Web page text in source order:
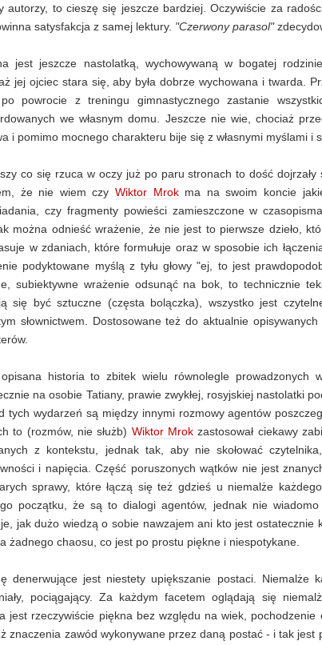
autorzy, to cieszę się jeszcze bardziej. Oczywiście za
satysfakcja z samej lektury. "Czerwony parasol"
jest jeszcze nastolatką, wychowywaną w bogatej
jej ojciec stara się, aby była dobrze wychowana i twarda.
powrocie z treningu gimnastycznego zastanie
we własnym domu. Jeszcze nie wie, chociaż
i pomimo mocnego charakteru bije się z własnymi myślami i
co się rzuca w oczy już po paru stronach to dość
że nie wiem czy Wiktor Mrokma na swoim koncie
czy fragmenty powieści zamieszczone w
można odnieść wrażenie, że nie jest to pierwsze dzieło,
w zdaniach, które formułuje oraz w sposobie ich
podyktowane myślą z tyłu głowy "ej, to jest
subiektywne wrażenie odsunąć na bok, to technicznie
się być sztuczne (częsta bolączka), wszystko jest
słownictwem. Dostosowane też do aktualnie
opisana historia to zbitek wielu równolegle prowadzonych
na osobie Tatiany, prawie zwykłej, rosyjskiej nastolatki
tych wydarzeń są między innymi rozmowy agentów
to (rozmów, nie służb) Wiktor Mrok zastosował ciekawy
z kontekstu, jednak tak, aby nie skołować
i napięcia. Część poruszonych wątków nie jest
sprawy, które łączą się też gdzieś u niemalże
początku, że są to dialogi agentów, jednak nie
jak dużo wiedzą o sobie nawzajem ani kto jest ostatecznie
żadnego chaosu, co jest po prostu piękne i niespotykane.
denerwujące jest niestety upiększanie postaci. Niemalże
pociągający. Za każdym facetem oglądają się
jest rzeczywiście piękna bez względu na wiek, pochodzenie
znaczenia zawód wykonywane przez daną postać - i tak jest